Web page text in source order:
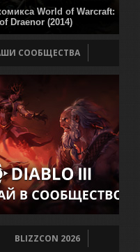
World of Warcraft:
Draenor (2014)
СООБЩЕСТВА
BLIZZCON 2026